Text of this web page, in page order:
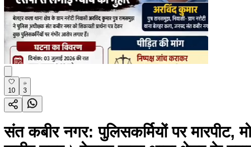
10 3
संत कबीर नगर: पुलिसकर्मियों पर